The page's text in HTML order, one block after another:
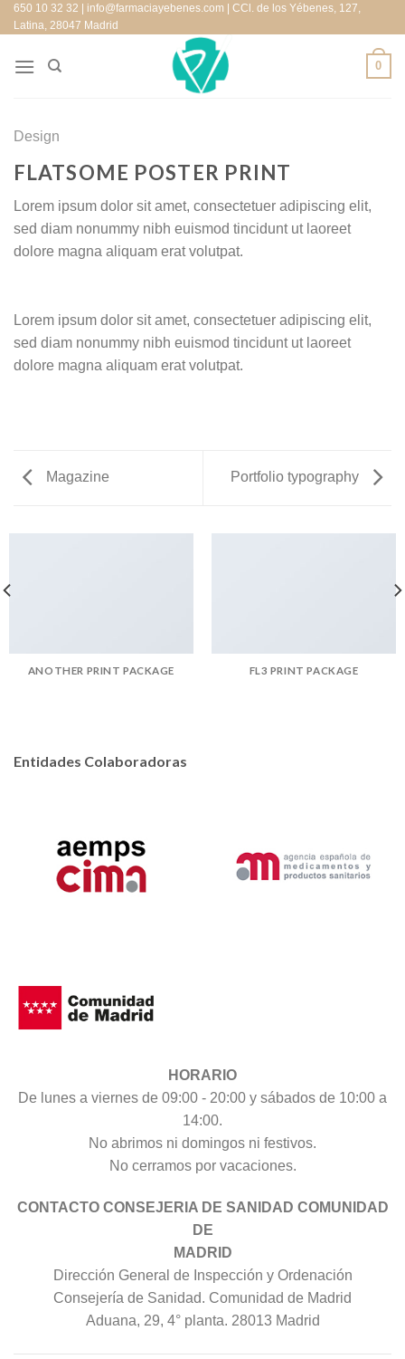
Saltar
al
contenido
650 10 32 32 | info@farmaciayebenes.com | CCl. de los Yébenes, 127,
Latina, 28047 Madrid
0
Design
FLATSOME POSTER PRINT
Lorem ipsum dolor sit amet, consectetuer adipiscing elit,
sed diam nonummy nibh euismod tincidunt ut laoreet
dolore magna aliquam erat volutpat.
Lorem ipsum dolor sit amet, consectetuer adipiscing elit,
sed diam nonummy nibh euismod tincidunt ut laoreet
dolore magna aliquam erat volutpat.
Magazine Portfolio typography
ANOTHER PRINT PACKAGE FL3 PRINT PACKAGE
Entidades Colaboradoras
HORARIO
De lunes a viernes de 09:00 - 20:00 y sábados de 10:00 a
14:00.
No abrimos ni domingos ni festivos.
No cerramos por vacaciones.
CONTACTO CONSEJERIA DE SANIDAD COMUNIDAD
DE
MADRID
Dirección General de Inspección y Ordenación
Consejería de Sanidad. Comunidad de Madrid
Aduana, 29, 4° planta. 28013 Madrid